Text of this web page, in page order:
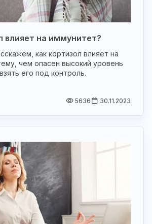
влияет на иммунитет?
как кортизол влияет на
чем опасен высокий уровень
его под контроль.
5636 30.11.2023